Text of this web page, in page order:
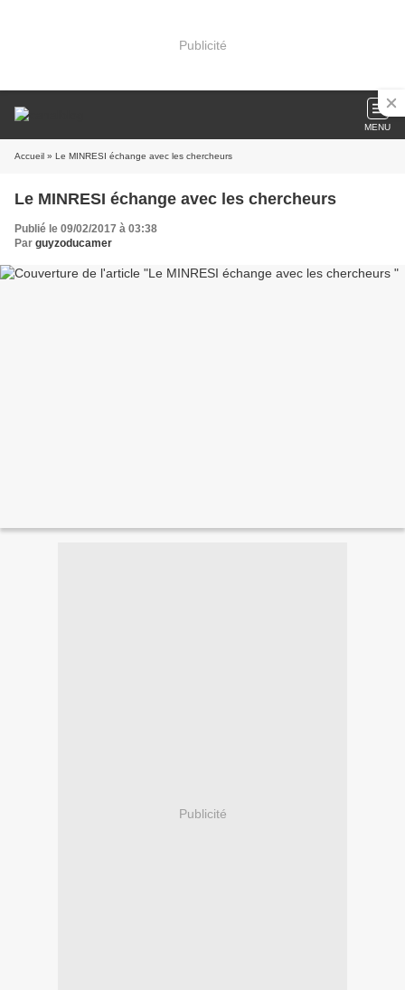
Publicité
MENU
Accueil » Le MINRESI échange avec les chercheurs
Le MINRESI échange avec les chercheurs
Publié le 09/02/2017 à 03:38
Par guyzoducamer
Publicité